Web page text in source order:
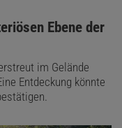
Ebene der
im Gelände
Entdeckung könnte